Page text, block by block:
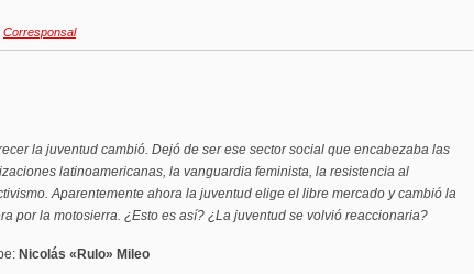
Corresponsal
la juventud cambió. Dejó de ser ese sector social que encabezaba las
latinoamericanas, la vanguardia feminista, la resistencia al
Aparentemente ahora la juventud elige el libre mercado y cambió la
por la motosierra. ¿Esto es así? ¿La juventud se volvió reaccionaria?
Nicolás «Rulo» Mileo